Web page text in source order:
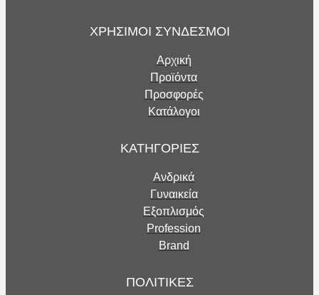
ΧΡΗΣΙΜΟΙ ΣΥΝΔΕΣΜΟΙ
Αρχική
Προϊόντα
Προσφορές
Κατάλογοι
ΚΑΤΗΓΟΡΙΕΣ
Ανδρικά
Γυναικεία
Εξοπλισμός
Profession
Brand
ΠΟΛΙΤΙΚΕΣ